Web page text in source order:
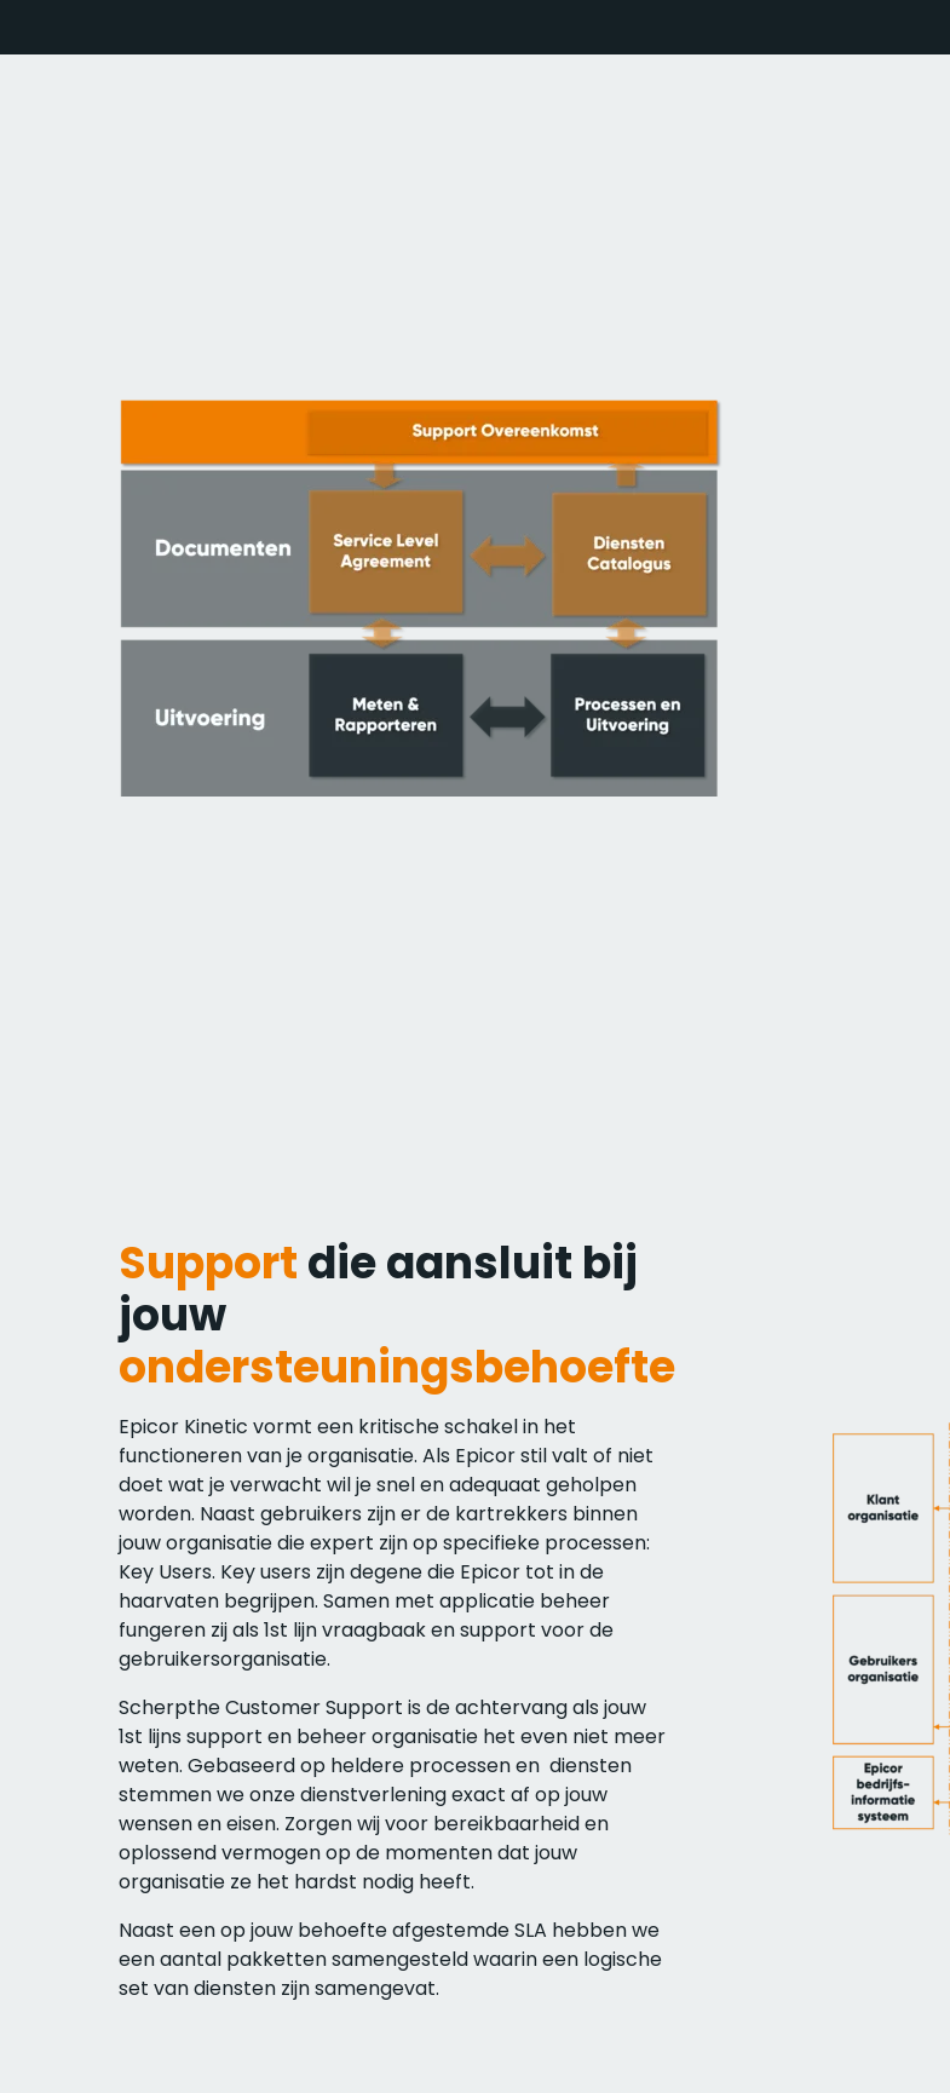
Supportdie aansluit bij
jouw
ondersteuningsbehoefte
Epicor Kinetic vormt een kritische schakel in het
functioneren van je organisatie. Als Epicor stil valt of niet
doet wat je verwacht wil je snel en adequaat geholpen
worden. Naast gebruikers zijn er de kartrekkers binnen
jouw organisatie die expert zijn op specifieke processen:
Key Users. Key users zijn degene die Epicor tot in de
haarvaten begrijpen. Samen met applicatie beheer
fungeren zij als 1st lijn vraagbaak en support voor de
gebruikersorganisatie.
Scherpthe Customer Support is de achtervang als jouw
1st lijns support en beheer organisatie het even niet meer
weten. Gebaseerd op heldere processen en diensten
stemmen we onze dienstverlening exact af op jouw
wensen en eisen. Zorgen wij voor bereikbaarheid en
oplossend vermogen op de momenten dat jouw
organisatie ze het hardst nodig heeft.
Naast een op jouw behoefte afgestemde SLA hebben we
een aantal pakketten samengesteld waarin een logische
set van diensten zijn samengevat.